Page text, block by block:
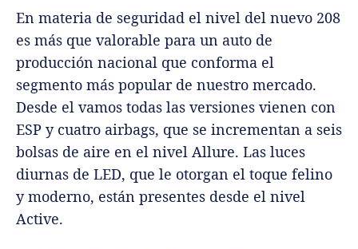
En materia de seguridad el nivel del nuevo 208
es más que valorable para un auto de
producción nacional que conforma el
segmento más popular de nuestro mercado.
Desde el vamos todas las versiones vienen con
ESP y cuatro airbags, que se incrementan a seis
bolsas de aire en el nivel Allure. Las luces
diurnas de LED, que le otorgan el toque felino
y moderno, están presentes desde el nivel
Active.